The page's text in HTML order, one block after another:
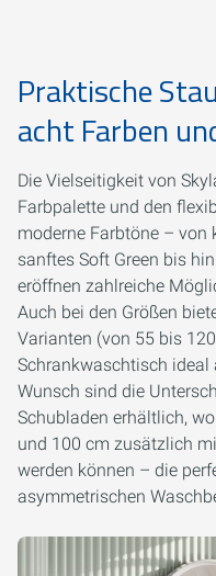
Praktische
acht Farben
Die Vielseitigkeit von
Farbpalette und den
moderne Farbtöne –
sanftes Soft Green bis
eröffnen zahlreiche
Auch bei den Größen
Varianten (von 55 bis
Schrankwaschtisch ideal
Wunsch sind die
Schubladen erhältlich,
und 100 cm zusätzlich
werden können – die
asymmetrischen